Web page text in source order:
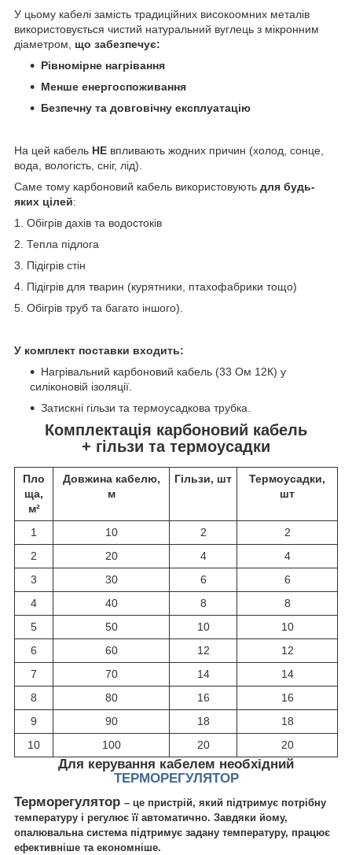
У цьому кабелі замість традиційних високоомних металів
використовується чистий натуральний вуглець з мікронним
діаметром, що забезпечує:
Рівномірне нагрівання
Менше енергоспоживання
Безпечну та довговічну експлуатацію
На цей кабель НЕ впливають жодних причин (холод, сонце,
вода, вологість, сніг, лід).
Саме тому карбоновий кабель використовують для будь-
яких цілей:
1. Обігрів дахів та водостоків
2. Тепла підлога
3. Підігрів стін
4. Підігрів для тварин (курятники, птахофабрики тощо)
5. Обігрів труб та багато іншого).
У комплект поставки входить:
Нагрівальний карбоновий кабель (33 Ом 12К) у
силіконовій ізоляції.
Затискні гільзи та термоусадкова трубка.
Комплектація карбоновий кабель
+ гільзи та термоусадки
Пло
ща,
м²
Довжина кабелю,
м
Гільзи, шт
Термоусадки,
шт
1 10 2
2
2
20 4
4
3
30 6
6
4
40 8
8
5
50 10
10
6
60 12
12
7
70 14
14
8
80 16
16
9
90 18
18
10
100 20 20
Для керування кабелем необхідний
ТЕРМОРЕГУЛЯТОР
Терморегулятор – це пристрій, який підтримує потрібну
температуру і регулює її автоматично. Завдяки йому,
опалювальна система підтримує задану температуру, працює
ефективніше та економніше.